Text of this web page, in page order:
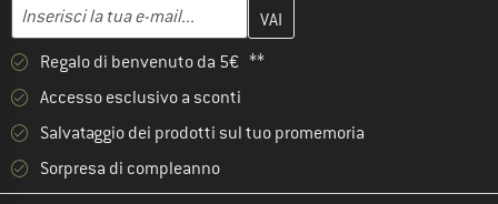
Indirizzo e-mail
Inserisci qui il tuo indirizzo e-mail e crea il tuo account cliente
Regalo di benvenuto da 5€ **
Accesso esclusivo a sconti
Salvataggio dei prodotti sul tuo promemoria
Sorpresa di compleanno